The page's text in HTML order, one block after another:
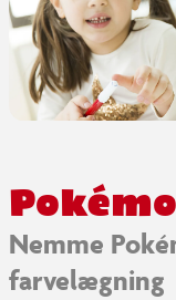
Nemme
farvelægning